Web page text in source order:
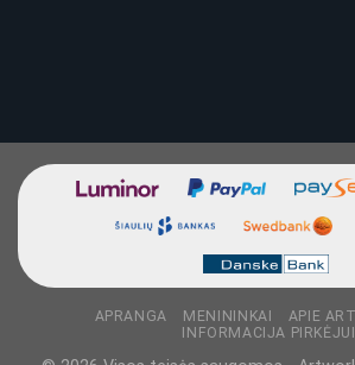
APRANGA MENININKAI
APIE
INFORMACIJA PIRKĖJUI